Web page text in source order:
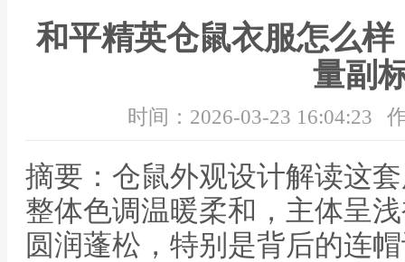
和平精英仓鼠衣服怎么
量副
时间：2026-03-23 16:04:23
摘要：仓鼠外观设计解读这
整体色调温暖柔和，主体呈
圆润蓬松，特别是背后的连